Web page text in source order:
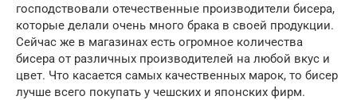
господствовали отечественные производители бисера,
которые делали очень много брака в своей продукции.
Сейчас же в магазинах есть огромное количества
бисера от различных производителей на любой вкус и
цвет. Что касается самых качественных марок, то бисер
лучше всего покупать у чешских и японских фирм.